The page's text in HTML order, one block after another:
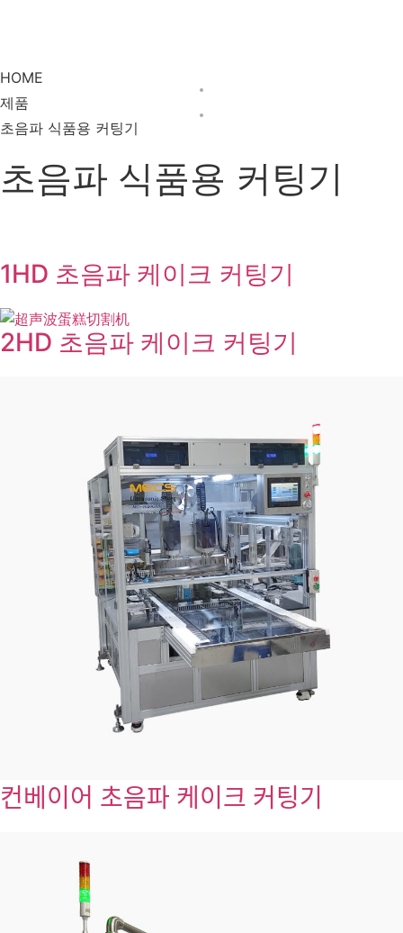
HOME
제품
초음파 식품용 커팅기
초음파 식품용 커팅기
1HD 초음파 케이크 커팅기
2HD 초음파 케이크 커팅기
컨베이어 초음파 케이크 커팅기